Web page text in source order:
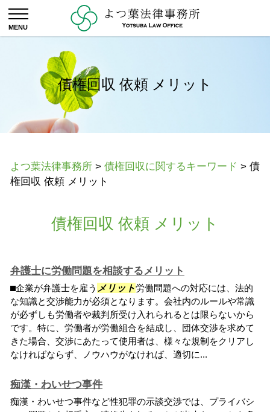
債権回収 依頼 メリット
よつ葉法律事務所 > 債権回収に関するキーワード > 債
権回収 依頼 メリット
債権回収 依頼 メリット
弁護士に労働問題を相談するメリット
⬛︎企業が弁護士を雇う メリット労働問題への対応には、法的
な知識と交渉能力が必須となります。会社内のルールや常識
が必ずしも労働者や裁判所受け入れられるとは限らないから
です。特に、労働者が労働組合を結成し、団体交渉を求めて
きた場合、交渉にあたって使用者は、様々な規制をクリアし
なければならず、ノウハウがなければ、適切に...
痴漢・わいせつ事件
痴漢・わいせつ事件など性犯罪の示談交渉では、プライバシ